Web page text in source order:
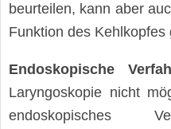
beurteilen, kann aber
Funktion des Kehlkopfes
Endoskopische
Laryngoskopie nicht